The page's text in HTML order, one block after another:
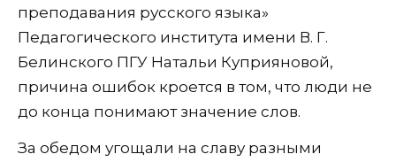
преподавания русского языка»
Педагогического института имени В. Г.
Белинского ПГУ Натальи Куприяновой,
причина ошибок кроется в том, что люди не
до конца понимают значение слов.
За обедом угощали на славу разными